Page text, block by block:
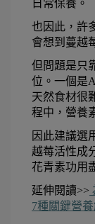
日常保養。
也因此，許
會想到蔓越
但問題是只
位。一個是
天然食材很
程中，營養
因此建議選
越莓活性成
花青素功用
延伸閱讀>>
7種關鍵營